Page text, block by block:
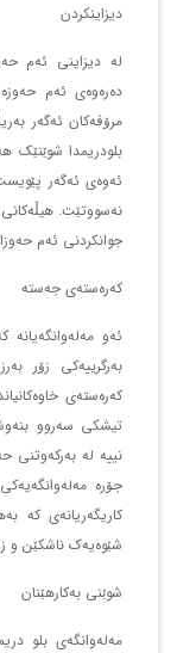
دیزاینکردن
لە دیزاینی ئەم
دەرەوەی ئەم
مرۆڤەکان ئەگەر
بلودریمدا شوێنێک
ئەوەی ئەگەر
نەسووتێت.
جوانکردنی ئەم
کەرەستەی جەستە
ئەو
بەرگرییەکی زۆر
کەرەستەی
تیشکی سەروو
نییە لە بەرکەوتنی
جۆرە
کاریگەریانەی کە
شێوەیەک ناشکێن و
شوێنی بەکارهێنان
مەلەوانگەی بلو